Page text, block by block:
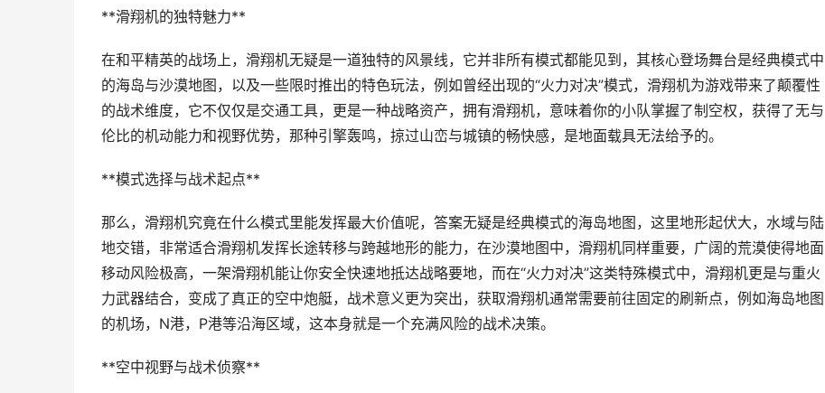
**滑翔机的独特魅力**
在和平精英的战场上，滑翔机无疑是一道独特的风景线，它并非所有模式都能见到，其核心登场舞台是经典模式中
的海岛与沙漠地图，以及一些限时推出的特色玩法，例如曾经出现的“火力对决”模式，滑翔机为游戏带来了颠覆性
的战术维度，它不仅仅是交通工具，更是一种战略资产，拥有滑翔机，意味着你的小队掌握了制空权，获得了无与
伦比的机动能力和视野优势，那种引擎轰鸣，掠过山峦与城镇的畅快感，是地面载具无法给予的。
**模式选择与战术起点**
那么，滑翔机究竟在什么模式里能发挥最大价值呢，答案无疑是经典模式的海岛地图，这里地形起伏大，水域与陆
地交错，非常适合滑翔机发挥长途转移与跨越地形的能力，在沙漠地图中，滑翔机同样重要，广阔的荒漠使得地面
移动风险极高，一架滑翔机能让你安全快速地抵达战略要地，而在“火力对决”这类特殊模式中，滑翔机更是与重火
力武器结合，变成了真正的空中炮艇，战术意义更为突出，获取滑翔机通常需要前往固定的刷新点，例如海岛地图
的机场，N港，P港等沿海区域，这本身就是一个充满风险的战术决策。
**空中视野与战术侦察**